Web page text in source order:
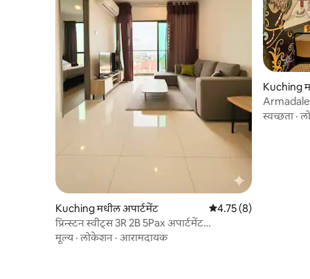
Kuching मधील अपार्टमेंट 5 पैकी 4.75 सरासरी रेटिंग,
4.75 (8)
प्रिन्स्टन स्वीट्स 3R 2B 5Pax अपार्टमेंट
एअरपोर्टजवळ
मूल्य·लोकेशन · आरामदायक
Kuching
स्वच्छता ·